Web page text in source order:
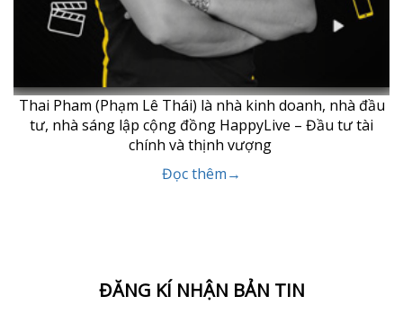
Thai Pham (Phạm Lê Thái) là nhà kinh doanh, nhà đầu
tư, nhà sáng lập cộng đồng HappyLive – Đầu tư tài
chính và thịnh vượng
Đọc thêm→
ĐĂNG KÍ NHẬN BẢN TIN